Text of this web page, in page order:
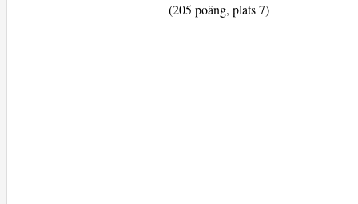
(205 poäng, plats 7)